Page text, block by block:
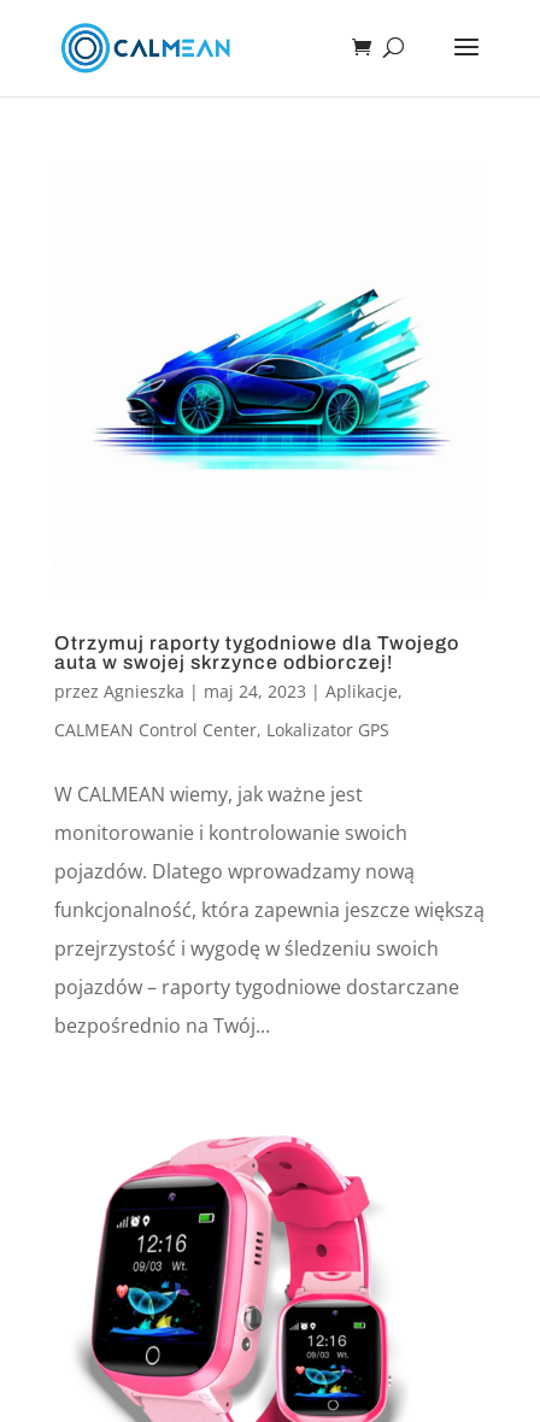
Otrzymuj raporty tygodniowe dla Twojego
auta w swojej skrzynce odbiorczej!
przez Agnieszka | maj 24, 2023 | Aplikacje,
CALMEAN Control Center, Lokalizator GPS
W CALMEAN wiemy, jak ważne jest
monitorowanie i kontrolowanie swoich
pojazdów. Dlatego wprowadzamy nową
funkcjonalność, która zapewnia jeszcze większą
przejrzystość i wygodę w śledzeniu swoich
pojazdów – raporty tygodniowe dostarczane
bezpośrednio na Twój...